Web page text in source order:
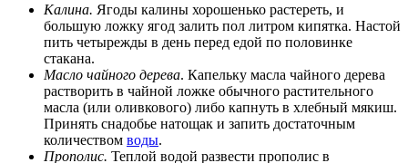
Калина. Ягоды калины хорошенько растереть, и
большую ложку ягод залить пол литром кипятка. Настой
пить четырежды в день перед едой по половинке
стакана.
Масло чайного дерева. Капельку масла чайного дерева
растворить в чайной ложке обычного растительного
масла (или оливкового) либо капнуть в хлебный мякиш.
Принять снадобье натощак и запить достаточным
количеством воды.
Прополис. Теплой водой развести прополис в